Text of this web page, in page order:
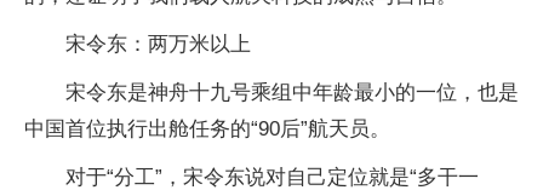
宋令东：两万米以上
宋令东是神舟十九号乘组中年龄最小的一位，也是
中国首位执行出舱任务的“90后”航天员。
对于“分工”，宋令东说对自己定位就是“多干一